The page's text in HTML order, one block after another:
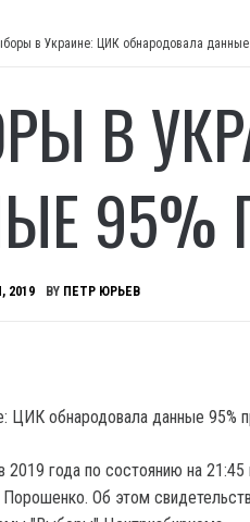
в Украине: ЦИК обнародовала данные
В
95%
2019 BY ПЕТР ЮРЬЕВ
2019 года по состоянию на
Порошенко. Об этом